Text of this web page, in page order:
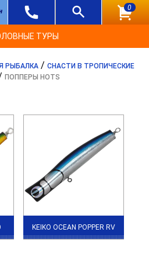
0
ТУРЫ
РЫБАЛКА / СНАСТИ В ТРОПИЧЕСКИЕ
ПОППЕРЫ HOTS
KEIKO OCEAN POPPER RV